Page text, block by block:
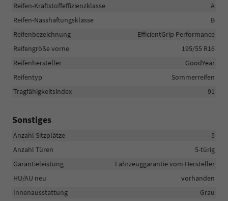
Reifen-Kraftstoffeffizienzklasse
A
Reifen-Nasshaftungsklasse
B
Reifenbezeichnung
EfficientGrip Performance
Reifengröße vorne
195/55 R16
Reifenhersteller
GoodYear
Reifentyp
Sommerreifen
Tragfähigkeitsindex
91
Sonstiges
Anzahl Sitzplätze
5
Anzahl Türen
5-türig
Garantieleistung
Fahrzeuggarantie vom Hersteller
HU/AU neu
vorhanden
Innenausstattung
Grau